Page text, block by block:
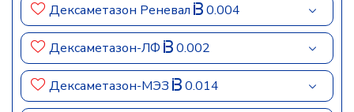
Дексаметазон Реневал 0.004
Дексаметазон-ЛФ 0.002
Дексаметазон-МЭЗ 0.014